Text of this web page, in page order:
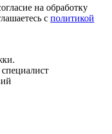
на обработку
с политикой